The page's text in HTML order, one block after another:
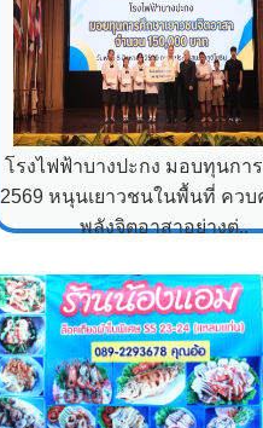
โรงไฟฟ้าบางปะกง มอบทุนกา
2569 หนุนเยาวชนในพื้นที่ ควบ
พลังจิตอาสาอย่างต่..